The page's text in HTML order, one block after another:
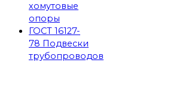
хомутовые
опоры
ГОСТ 16127-
78 Подвески
трубопроводов